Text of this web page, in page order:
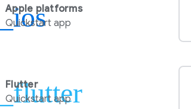
Apple platforms
Quickstart app
Flutter
Quickstart app